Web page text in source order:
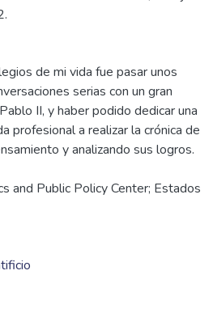
de mi vida fue pasar unos
serias con un gran
II, y haber podido dedicar una
profesional a realizar la crónica de
and Public Policy Center; Estados